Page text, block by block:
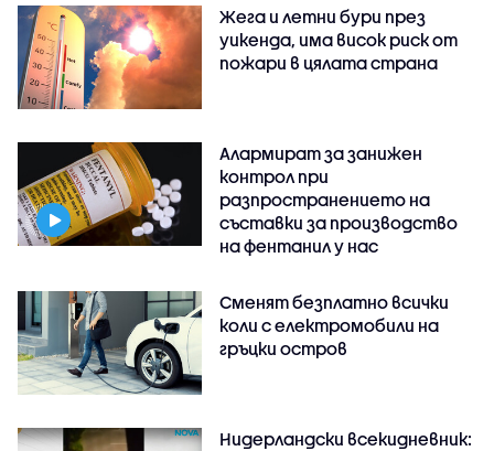
Жега и летни бури през
уикенда, има висок риск от
пожари в цялата страна
Алармират за занижен
контрол при
разпространението на
съставки за производство
на фентанил у нас
Сменят безплатно всички
коли с електромобили на
гръцки остров
Нидерландски всекидневник: